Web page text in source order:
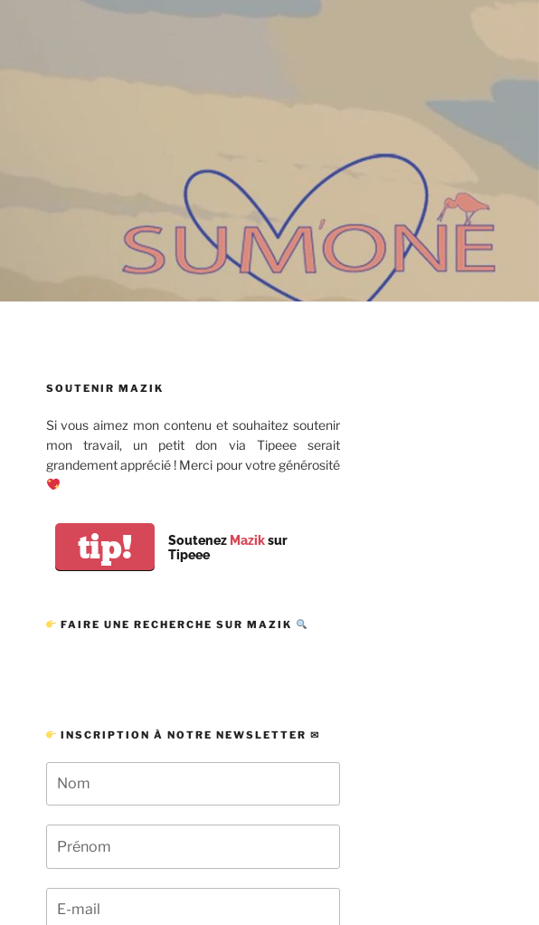
SOUTENIR MAZIK
Si vous aimez mon contenu et souhaitez soutenir
mon travail, un petit don via Tipeee serait
grandement apprécié ! Merci pour votre générosité
tip! Soutenez Maziksur
Tipeee
FAIRE UNE RECHERCHE SUR MAZIK
INSCRIPTION À NOTRE NEWSLETTER ✉